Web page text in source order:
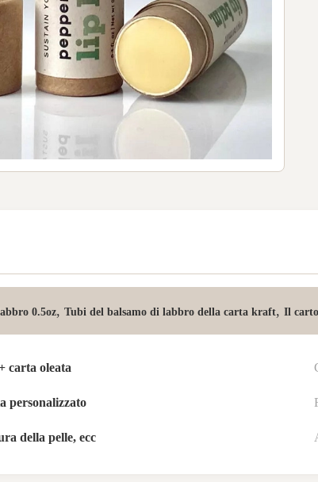
0.5oz, Tubi del balsamo di labbro della carta kraft, Il
carta oleata
personalizzato
della pelle, ecc